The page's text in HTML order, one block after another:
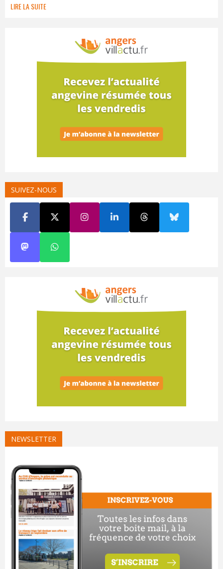
LIRE LA SUITE
SUIVEZ-NOUS
NEWSLETTER